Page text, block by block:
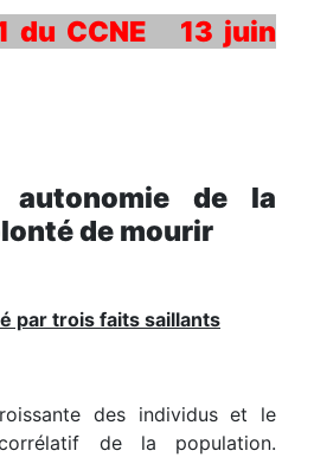
du CCNE 13 juin
de la
de mourir
par trois faits saillants
des individus et le
de la population.